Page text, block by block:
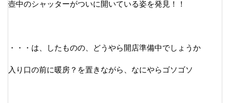
壺中のシャッターがついに開いている姿を発見！！
・・・は、したものの、どうやら開店準備中でしょうか
入り口の前に暖房？を置きながら、なにやらゴソゴソ